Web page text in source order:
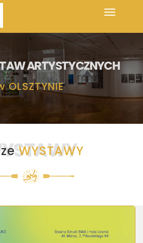
ARTYSTYCZNYCH
OLSZTYNIE
WYSTAWY